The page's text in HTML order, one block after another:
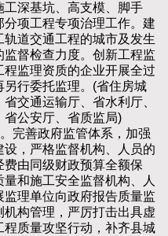
深基坑、高支模、脚手
项工程专项治理工作。建
道交通工程的城市及发生
督检查力度。创新工程监
监理资质的企业开展全过
行委托监理。(省住房城
交通运输厅、省水利厅、
公安厅、省质监局)
善政府监管体系，加强
，严格监督机构、人员的
由同级财政预算全额保
和施工安全监督机构、人
监理单位向政府报告质量监
构管理，严厉打击出具虚
质量攻坚行动，补齐县城